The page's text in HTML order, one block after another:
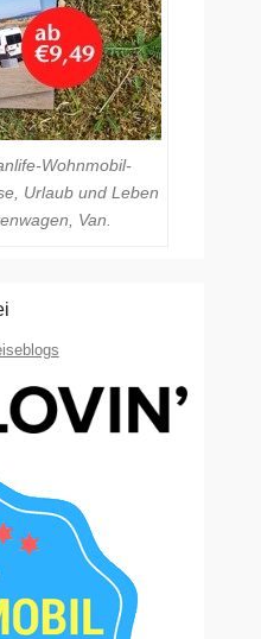
Wohnmobil-
Urlaub und Leben
Van.